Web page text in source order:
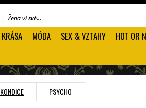
KRÁSA MÓDA SEX & VZTAHY
HOT OR
KONDICE PSYCHO